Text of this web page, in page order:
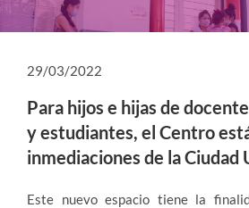
29/03/2022
Para hijos e hijas de
y estudiantes, el Centro
inmediaciones de la
Este nuevo espacio tiene la